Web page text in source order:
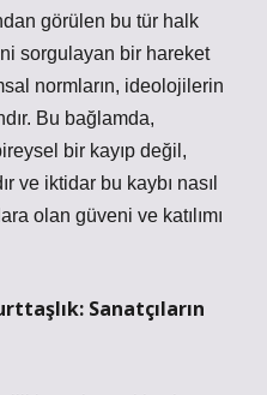
görülen bu tür halk
sorgulayan bir hareket
normların, ideolojilerin
Bu bağlamda,
bir kayıp değil,
ve iktidar bu kaybı nasıl
olan güveni ve katılımı
Sanatçıların